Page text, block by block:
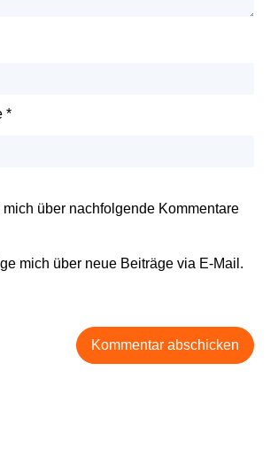
*
über nachfolgende Kommentare
mich über neue Beiträge via E-Mail.